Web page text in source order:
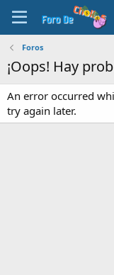
Foros
¡Oops! Hay
An error occurred
try again later.